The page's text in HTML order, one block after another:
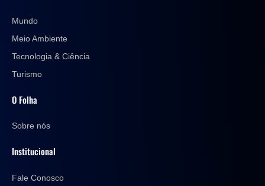
Mundo
Meio Ambiente
Tecnologia & Ciência
Turismo
O Folha
Sobre nós
Institucional
Fale Conosco